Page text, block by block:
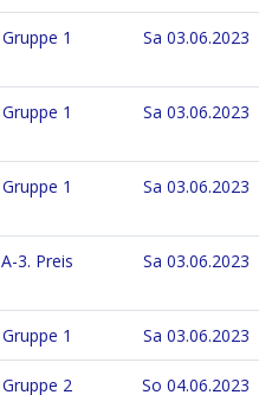
Gruppe 1 Sa 03.06.2023
Gruppe 1 Sa 03.06.2023
Gruppe 1 Sa 03.06.2023
A-3. Preis Sa 03.06.2023
Gruppe 1 Sa 03.06.2023
Gruppe 2 So 04.06.2023